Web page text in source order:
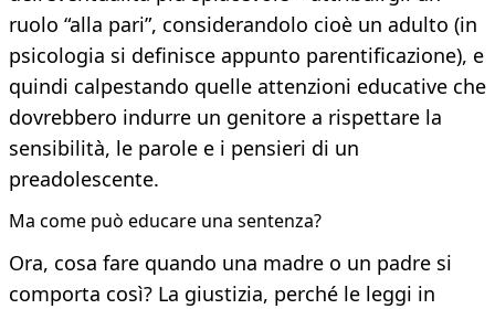
ruolo “alla pari”, considerandolo cioè un adulto (in
psicologia si definisce appunto parentificazione), e
quindi calpestando quelle attenzioni educative che
dovrebbero indurre un genitore a rispettare la
sensibilità, le parole e i pensieri di un
preadolescente.
Ma come può educare una sentenza?
Ora, cosa fare quando una madre o un padre si
comporta così? La giustizia, perché le leggi in